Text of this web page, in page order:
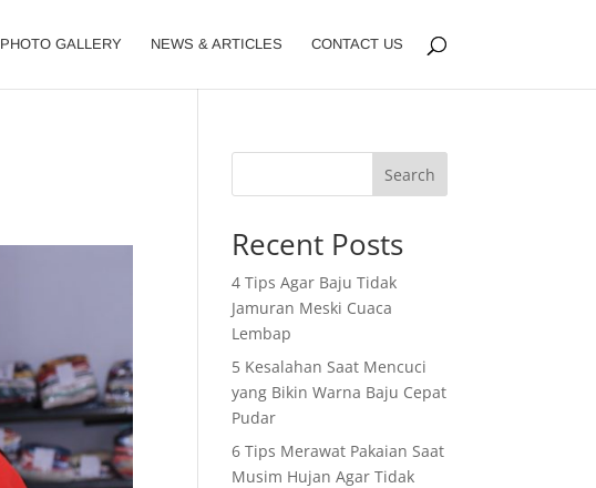
PHOTO GALLERY NEWS & ARTICLES CONTACT US
Search
Recent Posts
4 Tips Agar Baju Tidak
Jamuran Meski Cuaca
Lembap
5 Kesalahan Saat Mencuci
yang Bikin Warna Baju Cepat
Pudar
6 Tips Merawat Pakaian Saat
Musim Hujan Agar Tidak